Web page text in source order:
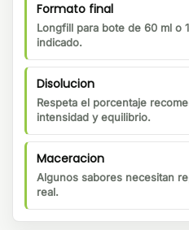
Formato final
Longfill para bote de 60 ml o
indicado.
Disolucion
Respeta el porcentaje
intensidad y equilibrio.
Maceracion
Algunos sabores necesitan
real.